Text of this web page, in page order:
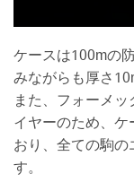
ケースは100mの
みながらも厚さ
また、フォーメ
イヤーのため、
おり、全ての駒
す。